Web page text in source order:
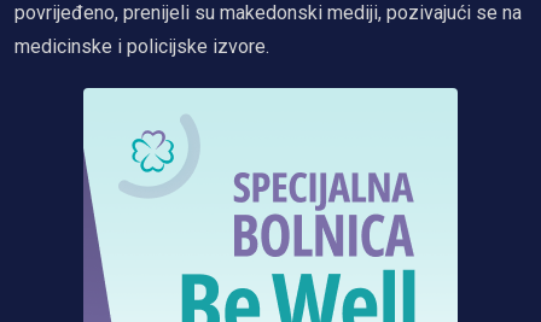
povrijeđeno, prenijeli su makedonski mediji, pozivajući se na
medicinske i policijske izvore.